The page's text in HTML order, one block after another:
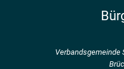
Verbandsgemeinde